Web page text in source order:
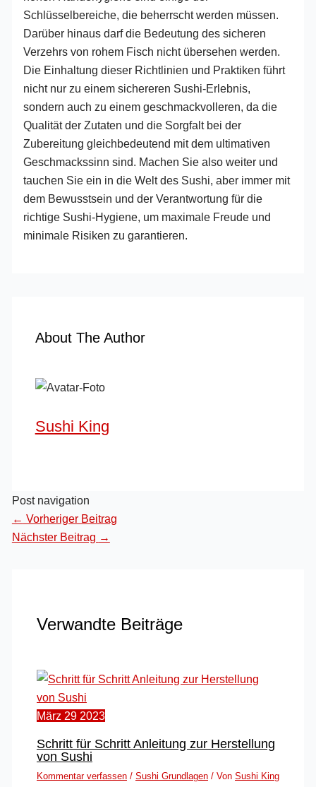
Schlüsselbereiche, die beherrscht werden müssen.
Darüber hinaus darf die Bedeutung des sicheren
Verzehrs von rohem Fisch nicht übersehen werden.
Die Einhaltung dieser Richtlinien und Praktiken führt
nicht nur zu einem sichereren Sushi-Erlebnis,
sondern auch zu einem geschmackvolleren, da die
Qualität der Zutaten und die Sorgfalt bei der
Zubereitung gleichbedeutend mit dem ultimativen
Geschmackssinn sind. Machen Sie also weiter und
tauchen Sie ein in die Welt des Sushi, aber immer mit
dem Bewusstsein und der Verantwortung für die
richtige Sushi-Hygiene, um maximale Freude und
minimale Risiken zu garantieren.
About The Author
Sushi King
Post navigation
← Vorheriger Beitrag
Nächster Beitrag →
Verwandte Beiträge
März 29 2023
Schritt für Schritt Anleitung zur Herstellung
von Sushi
Kommentar verfassen / Sushi Grundlagen/ Von Sushi King